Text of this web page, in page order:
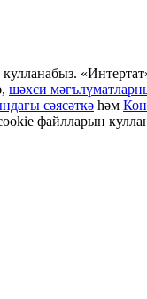
шәхси
сәясәткә һәм
файлларын